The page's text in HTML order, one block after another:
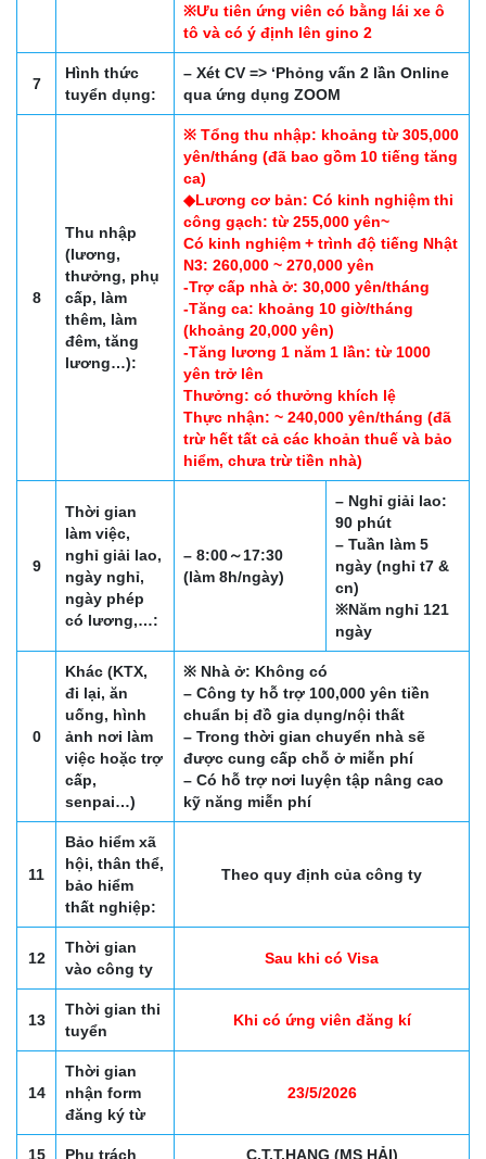
※Ưu tiên ứng viên có bằng lái xe ô
tô và có ý định lên gino 2
7
Hình thức
tuyển dụng:
– Xét CV => ‘Phỏng vấn 2 lần Online
qua ứng dụng ZOOM
8
Thu nhập
(lương,
thưởng, phụ
cấp, làm
thêm, làm
đêm, tăng
lương…):
※ Tổng thu nhập: khoảng từ 305,000
yên/tháng (đã bao gồm 10 tiếng tăng
ca)
◆Lương cơ bản: Có kinh nghiệm thi
công gạch: từ 255,000 yên~
Có kinh nghiệm + trình độ tiếng Nhật
N3: 260,000 ~ 270,000 yên
-Trợ cấp nhà ở: 30,000 yên/tháng
-Tăng ca: khoảng 10 giờ/tháng
(khoảng 20,000 yên)
-Tăng lương 1 năm 1 lần: từ 1000
yên trở lên
Thưởng: có thưởng khích lệ
Thực nhận: ~ 240,000 yên/tháng (đã
trừ hết tất cả các khoản thuế và bảo
hiểm, chưa trừ tiền nhà)
9
Thời gian
làm việc,
nghỉ giải lao,
ngày nghỉ,
ngày phép
có lương,…:
– 8:00～17:30
(làm 8h/ngày)
– Nghỉ giải lao:
90 phút
– Tuần làm 5
ngày (nghỉ t7 &
cn)
※Năm nghỉ 121
ngày
0
Khác (KTX,
đi lại, ăn
uống, hình
ảnh nơi làm
việc hoặc trợ
cấp,
senpai…)
※ Nhà ở: Không có
– Công ty hỗ trợ 100,000 yên tiền
chuẩn bị đồ gia dụng/nội thất
– Trong thời gian chuyển nhà sẽ
được cung cấp chỗ ở miễn phí
– Có hỗ trợ nơi luyện tập nâng cao
kỹ năng miễn phí
11
Bảo hiểm xã
hội, thân thể,
bảo hiểm
thất nghiệp:
Theo quy định của công ty
12
Thời gian
vào công ty
Sau khi có Visa
13
Thời gian thi
tuyển
Khi có ứng viên đăng kí
14
Thời gian
nhận form
đăng ký từ
23/5/2026
15 Phụ trách C.T.T.HANG (MS HẢI)